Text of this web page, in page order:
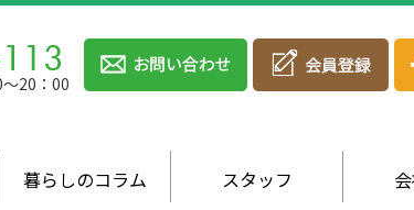
20：00
暮らしのコラム スタッフ